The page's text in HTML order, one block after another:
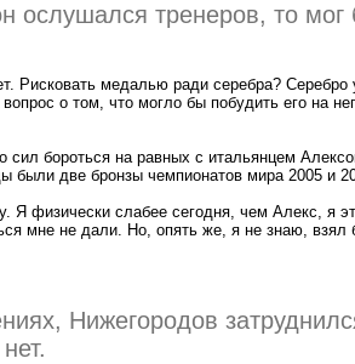
ослушался тренеров, то мог
Рисковать медалью ради серебра? Серебро
о том, что могло бы побудить его на
сил бороться на равных с итальянцем
были две бронзы чемпионатов мира 2005 и
Я физически слабее сегодня, чем Алекс, я
мне не дали. Но, опять же, я не знаю, взял
Нижегородов